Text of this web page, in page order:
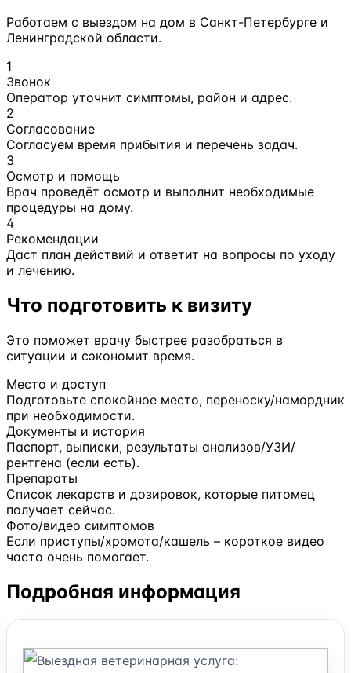
Работаем с выездом на дом в Санкт-Петербурге и
Ленинградской области.
1
Звонок
Оператор уточнит симптомы, район и адрес.
2
Согласование
Согласуем время прибытия и перечень задач.
3
Осмотр и помощь
Врач проведёт осмотр и выполнит необходимые
процедуры на дому.
4
Рекомендации
Даст план действий и ответит на вопросы по уходу
и лечению.
Что подготовить к визиту
Это поможет врачу быстрее разобраться в
ситуации и сэкономит время.
Место и доступ
Подготовьте спокойное место, переноску/намордник
при необходимости.
Документы и история
Паспорт, выписки, результаты анализов/УЗИ/
рентгена (если есть).
Препараты
Список лекарств и дозировок, которые питомец
получает сейчас.
Фото/видео симптомов
Если приступы/хромота/кашель – короткое видео
часто очень помогает.
Подробная информация